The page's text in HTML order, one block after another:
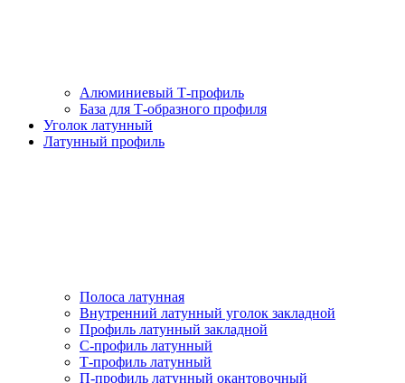
Алюминиевый Т-профиль
База для Т-образного профиля
Уголок латунный
Латунный профиль
Полоса латунная
Внутренний латунный уголок закладной
Профиль латунный закладной
С-профиль латунный
Т-профиль латунный
П-профиль латунный окантовочный